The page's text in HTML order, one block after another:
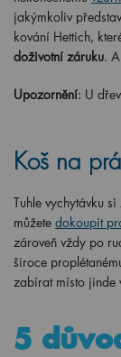
jakýmkoliv
kování Hettich,
doživotní záruku.
Upozornění: U
Koš na
Tuhle vychytávku
můžete dokoupit
zároveň vždy po
široce
zabírat místo jinde
5